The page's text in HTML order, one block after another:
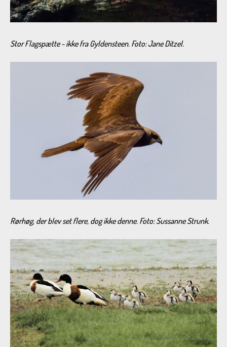
Stor Flagspætte - ikke fra Gyldensteen. Foto: Jane Ditzel.
Rørhøg, der blev set flere, dog ikke denne. Foto: Sussanne Strunk.